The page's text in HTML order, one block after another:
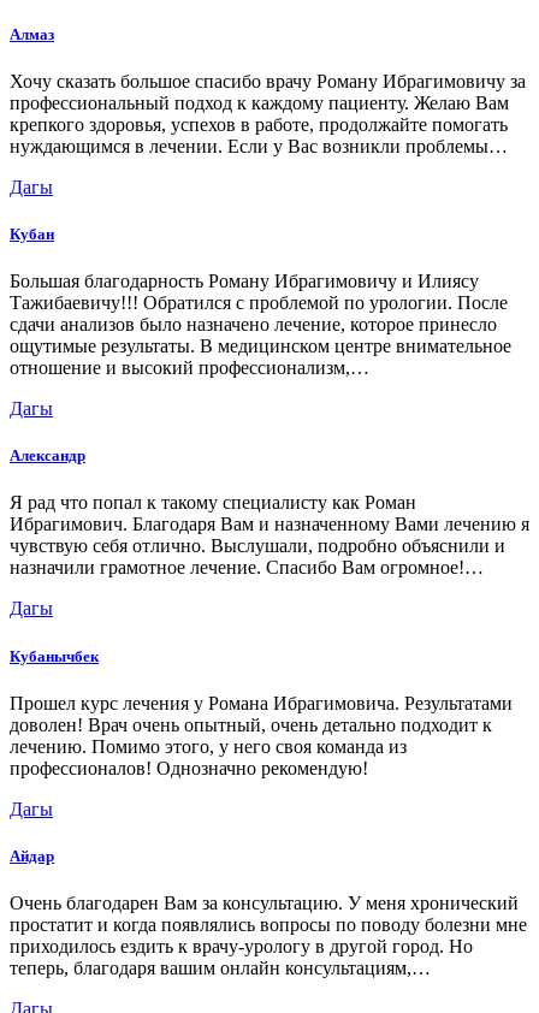
Алмаз
Хочу сказать большое спасибо врачу Роману Ибрагимовичу за
профессиональный подход к каждому пациенту. Желаю Вам
крепкого здоровья, успехов в работе, продолжайте помогать
нуждающимся в лечении. Если у Вас возникли проблемы…
Дагы
Кубан
Большая благодарность Роману Ибрагимовичу и Илиясу
Тажибаевичу!!! Обратился с проблемой по урологии. После
сдачи анализов было назначено лечение, которое принесло
ощутимые результаты. В медицинском центре внимательное
отношение и высокий профессионализм,…
Дагы
Александр
Я рад что попал к такому специалисту как Роман
Ибрагимович. Благодаря Вам и назначенному Вами лечению я
чувствую себя отлично. Выслушали, подробно объяснили и
назначили грамотное лечение. Спасибо Вам огромное!…
Дагы
Кубанычбек
Прошел курс лечения у Романа Ибрагимовича. Результатами
доволен! Врач очень опытный, очень детально подходит к
лечению. Помимо этого, у него своя команда из
профессионалов! Однозначно рекомендую!
Дагы
Айдар
Очень благодарен Вам за консультацию. У меня хронический
простатит и когда появлялись вопросы по поводу болезни мне
приходилось ездить к врачу-урологу в другой город. Но
теперь, благодаря вашим онлайн консультациям,…